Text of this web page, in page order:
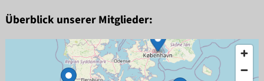
Überblick unserer Mitglieder: